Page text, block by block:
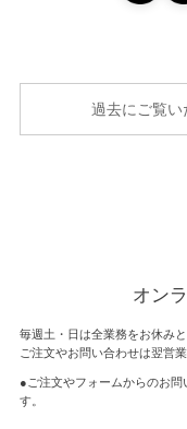
過去にご覧い
オン
毎週土・日は全業務をお休み
ご注文やお問い合わせは翌営
●ご注文やフォームからのお問
す。